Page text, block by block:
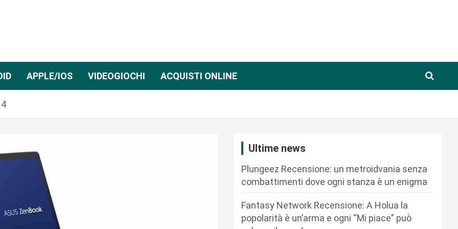
APPLE/IOS VIDEOGIOCHI ACQUISTI ONLINE
Ultime news
Plungeez Recensione: un metroidvania senza
combattimenti dove ogni stanza è un enigma
Fantasy Network Recensione: A Holua la
popolarità è un’arma e ogni “Mi piace” può